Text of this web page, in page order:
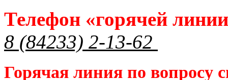
Телефон «горячей
8 (84233) 2-13-62
Горячая линия по вопросу